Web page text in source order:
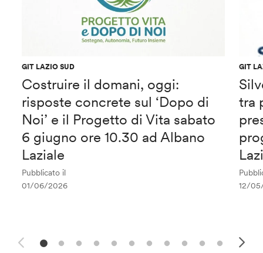
GIT LAZIO SUD
Costruire il domani, oggi:
risposte concrete sul ‘Dopo di
Noi’ e il Progetto di Vita sabato
6 giugno ore 10.30 ad Albano
Laziale
Pubblicato il
01/06/2026
GIT
tra
12/